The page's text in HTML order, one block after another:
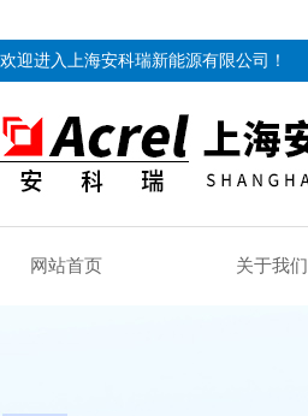
欢迎进入上海安科瑞新能源有限公司！
网站首页 关于我们